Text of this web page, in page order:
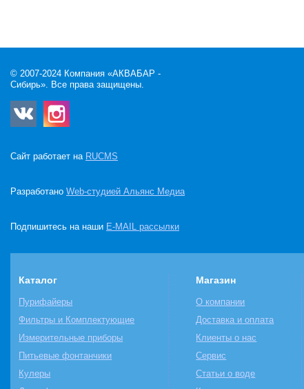
© 2007-2024 Компания «АКВАБАР -
Сибирь». Все права защищены.
Сайт работает на RUCMS
Разработано Web-студией Альянс Медиа
Подпишитесь на наши E-MAIL рассылки
Каталог
Пурифайеры
Фильтры и Комплектующие
Измерительные приборы
Питьевые фонтанчики
Кулеры
Магазин
О компании
Доставка и оплата
Клиенты о нас
Сервис
Статьи о воде